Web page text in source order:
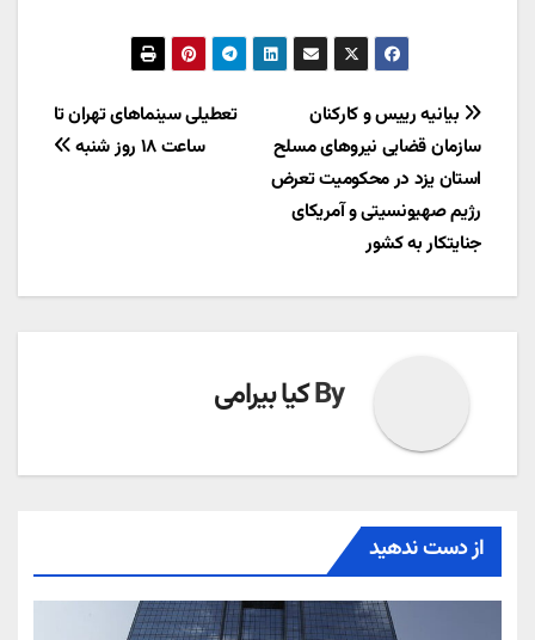
راهبری
نوشته
تعطیلی سینماهای تهران تا
ساعت ۱۸ روز شنبه
بیانیه رییس و کارکنان
سازمان قضایی نیروهای مسلح
استان یزد در محکومیت تعرض
رژیم صهیونسیتی و آمریکای
جنایتکار به کشور
Byکیا بیرامی
از دست ندهید